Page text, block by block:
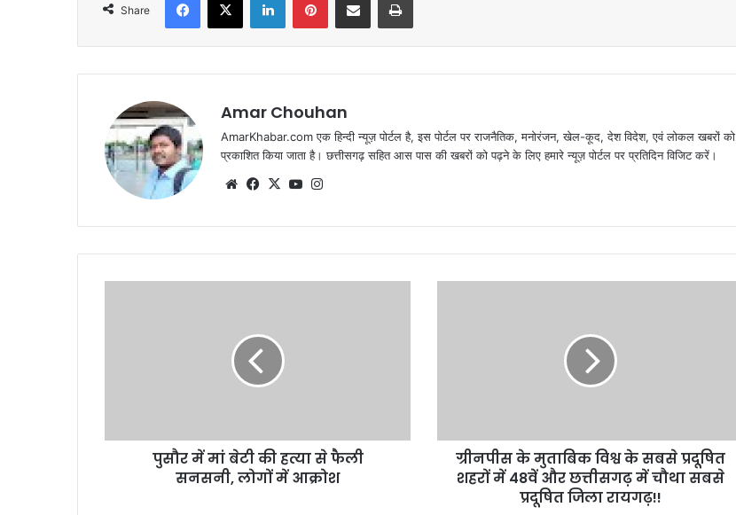
Share
Amar Chouhan
AmarKhabar.com एक हिन्दी न्यूज़ पोर्टल है, इस पोर्टल पर राजनैतिक, मनोरंजन, खेल-कूद, देश विदेश, एवं लोकल खबरों को
प्रकाशित किया जाता है। छत्तीसगढ़ सहित आस पास की खबरों को पढ़ने के लिए हमारे न्यूज़ पोर्टल पर प्रतिदिन विजिट करें।
WebsiteFacebook
X YouTube
पुसौर में मां बेटी की हत्या से फैली
सनसनी, लोगों में आक्रोश
ग्रीनपीस के मुताबिक विश्व के सबसे प्रदूषित
शहरों में 48वें और छत्तीसगढ़ में चौथा सबसे
प्रदूषित जिला रायगढ़!!